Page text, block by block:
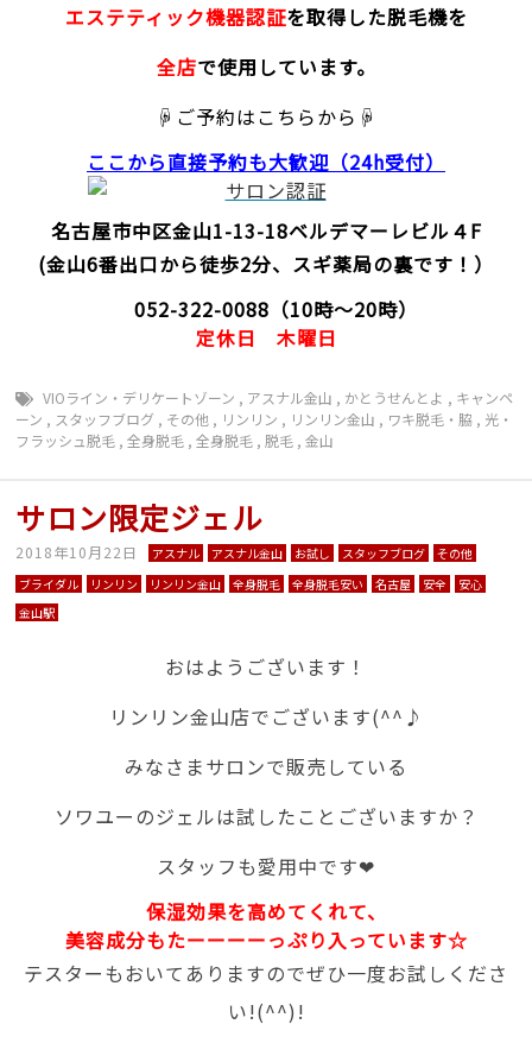
エステティック機器認証を取得した脱毛機を
全店で使用しています。
☟ご予約はこちらから☟
ここから直接予約も大歓迎（24h受付）
名古屋市中区金山1-13-18ベルデマーレビル４F
(金山6番出口から徒歩2分、スギ薬局の裏です！）
052-322-0088 （10時～20時）
定休日
木曜日
VIOライン・デリケートゾーン , アスナル金山 , かとうせんとよ , キャンペ
ーン , スタッフブログ , その他 , リンリン , リンリン金山 , ワキ脱毛・脇 , 光・
フラッシュ脱毛 ,全身脱毛 ,全身脱毛 ,脱毛 ,金山
サロン限定ジェル
2018年10月22日 アスナル アスナル金山 お試し スタッフブログ
その他
ブライダル
リンリン リンリン金山 全身脱毛 全身脱毛安い 名古屋 安全
安心
金山駅
おはようございます！
リンリン金山店でございます(^^♪
みなさまサロンで販売している
ソワユーのジェルは試したことございますか？
スタッフも愛用中です❤
保湿効果を高めてくれて、
美容成分もたーーーーっぷり入っています☆
テスターもおいてありますのでぜひ一度お試しくださ
い!(^^)!